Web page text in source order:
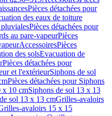
Pièces détachées pour
des eaux de toiture
Pièces détachées pour
au pare-vapeurPièces
AccessoiresPièces
des solsEvacuation de
Pièces détachées pour
et l'extérieurSiphons de sol
Pièces détachées pour Siphons
x 10 cmSiphons de sol 13 x 13
sol 13 x 13 cmGrilles-avaloirs
avaloirs 15 x 15